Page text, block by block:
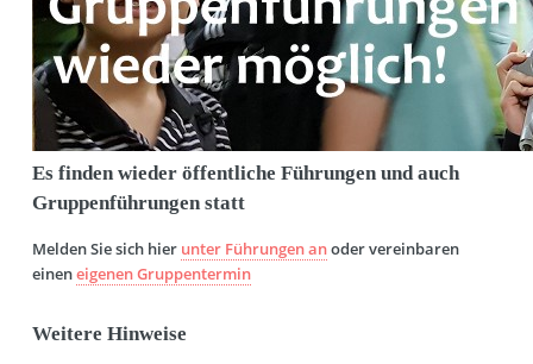
Es finden wieder öffentliche Führungen und auch
Gruppenführungen statt
Melden Sie sich hier unter Führungen anoder vereinbaren
eineneigenen Gruppentermin
Weitere Hinweise